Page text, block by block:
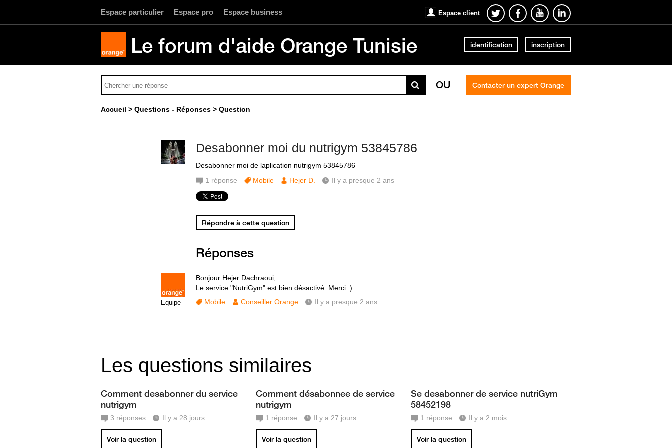
Espace particulier Espace pro Espace business Espace client
Le forum d'aide Orange Tunisie identification inscription
OU Contacter un expert Orange
Accueil Questions - Réponses Question
Desabonner moi du nutrigym 53845786
Desabonner moi de laplication nutrigym 53845786
1 réponse Mobile Hejer D. Il y a presque 2 ans
Répondre à cette question
Réponses
Equipe
Bonjour Hejer Dachraoui,
Le service "NutriGym" est bien désactivé. Merci :)
Mobile
Conseiller Orange Il y a presque 2 ans
Les questions similaires
Comment desabonner du service
nutrigym
3 réponses Il y a 28 jours
Voir la question
Comment désabonnee de service
nutrigym
1 réponse Il y a 27 jours
Voir la question
Se desabonner de service nutriGym
58452198
1 réponse Il y a 2 mois
Voir la question